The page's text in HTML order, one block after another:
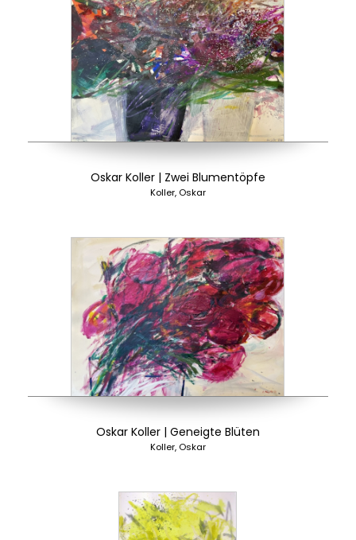
Oskar Koller | Zwei Blumentöpfe
Koller, Oskar
Oskar Koller | Geneigte Blüten
Koller, Oskar